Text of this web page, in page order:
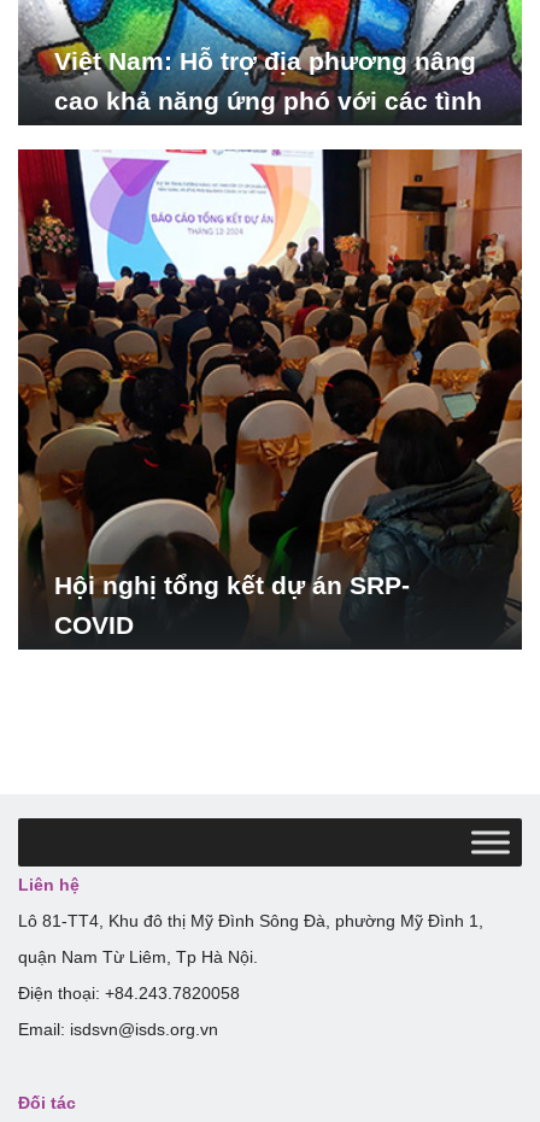
Việt Nam: Hỗ trợ địa phương nâng
cao khả năng ứng phó với các tình
Hội nghị tổng kết dự án SRP-
COVID
Liên hệ
Lô 81-TT4, Khu đô thị Mỹ Đình Sông Đà, phường Mỹ Đình 1,
quận Nam Từ Liêm, Tp Hà Nội.
Điện thoại: +84.243.7820058
Email: isdsvn@isds.org.vn
Đối tác